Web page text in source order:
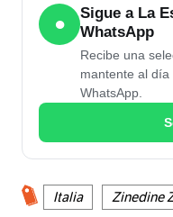
●
Sigue a La
WhatsApp
Recibe una
mantente al
WhatsApp.
Italia Zinedine